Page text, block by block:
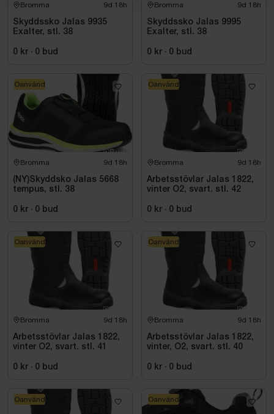
Bromma 9d 18h
Skyddssko Jalas 9935
Exalter, stl. 38
0 kr · 0 bud
Bromma 9d 18h
Skyddssko Jalas 9995
Exalter, stl. 38
0 kr · 0 bud
Bromma 9d 18h
(NY)Skyddsko Jalas 5668
tempus, stl. 38
0 kr · 0 bud
Oanvänd
Bromma 9d 18h
Arbetsstövlar Jalas 1822,
vinter O2, svart. stl. 42
0 kr · 0 bud
Oanvänd
Bromma 9d 18h
Arbetsstövlar Jalas 1822,
vinter O2, svart. stl. 41
0 kr · 0 bud
Oanvänd
Bromma 9d 18h
Arbetsstövlar Jalas 1822,
vinter, O2, svart. stl. 40
0 kr · 0 bud
Oanvänd
Oanvänd Oanvänd